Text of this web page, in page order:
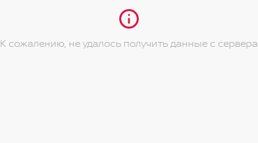
К сожалению, не удалось получить данные с сервера